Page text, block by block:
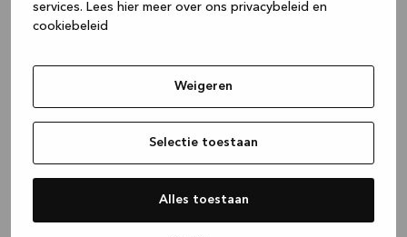
services. Lees hier meer over ons privacybeleid en
cookiebeleid
Weigeren
Selectie toestaan
Alles toestaan
(see the browser console for more
information).